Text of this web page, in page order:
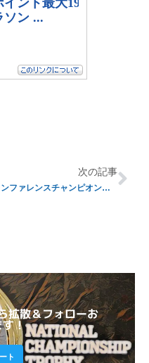
次の記事
カンファレンスチャンピオンへの道【その3】
拡散＆フォローお
！
ト